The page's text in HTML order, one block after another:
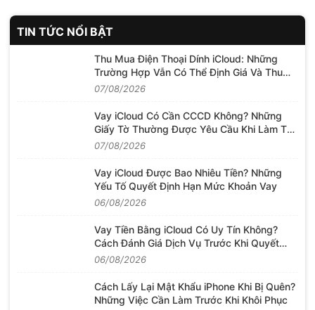
TIN TỨC NỔI BẬT
Thu Mua Điện Thoại Dính iCloud: Những
Trường Hợp Vẫn Có Thể Định Giá Và Thu
Mua
07/08/2026
Vay iCloud Có Cần CCCD Không? Những
Giấy Tờ Thường Được Yêu Cầu Khi Làm Thủ
Tục
07/08/2026
Vay iCloud Được Bao Nhiêu Tiền? Những
Yếu Tố Quyết Định Hạn Mức Khoản Vay
06/08/2026
Vay Tiền Bằng iCloud Có Uy Tín Không?
Cách Đánh Giá Dịch Vụ Trước Khi Quyết
Định
06/08/2026
Cách Lấy Lại Mật Khẩu iPhone Khi Bị Quên?
Những Việc Cần Làm Trước Khi Khôi Phục